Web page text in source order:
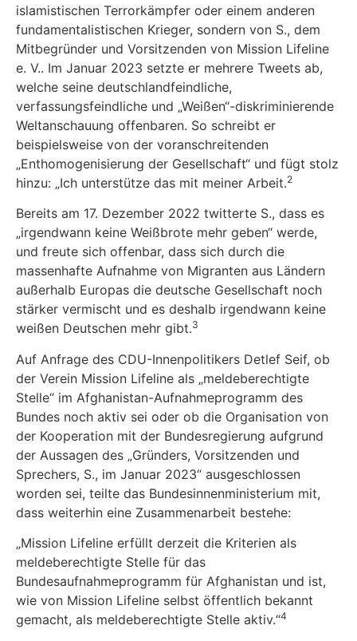
islamistischen Terrorkämpfer oder einem anderen
fundamentalistischen Krieger, sondern von S., dem
Mitbegründer und Vorsitzenden von Mission Lifeline
e. V.. Im Januar 2023 setzte er mehrere Tweets ab,
welche seine deutschlandfeindliche,
verfassungsfeindliche und „Weißen“-diskriminierende
Weltanschauung offenbaren. So schreibt er
beispielsweise von der voranschreitenden
„Enthomogenisierung der Gesellschaft“ und fügt stolz
hinzu: „Ich unterstütze das mit meiner Arbeit.2
Bereits am 17. Dezember 2022 twitterte S., dass es
„irgendwann keine Weißbrote mehr geben“ werde,
und freute sich offenbar, dass sich durch die
massenhafte Aufnahme von Migranten aus Ländern
außerhalb Europas die deutsche Gesellschaft noch
stärker vermischt und es deshalb irgendwann keine
weißen Deutschen mehr gibt.3
Auf Anfrage des CDU-Innenpolitikers Detlef Seif, ob
der Verein Mission Lifeline als „meldeberechtigte
Stelle“ im Afghanistan-Aufnahmeprogramm des
Bundes noch aktiv sei oder ob die Organisation von
der Kooperation mit der Bundesregierung aufgrund
der Aussagen des „Gründers, Vorsitzenden und
Sprechers, S., im Januar 2023“ ausgeschlossen
worden sei, teilte das Bundesinnenministerium mit,
dass weiterhin eine Zusammenarbeit bestehe:
„Mission Lifeline erfüllt derzeit die Kriterien als
meldeberechtigte Stelle für das
Bundesaufnahmeprogramm für Afghanistan und ist,
wie von Mission Lifeline selbst öffentlich bekannt
gemacht, als meldeberechtigte Stelle aktiv.“4